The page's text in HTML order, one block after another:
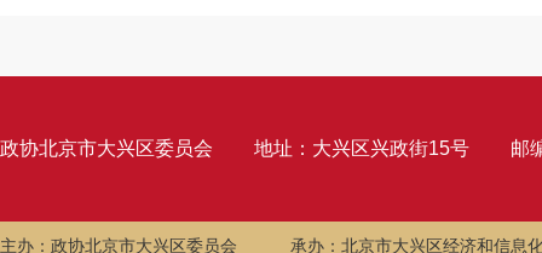
政协北京市大兴区委员会 地址：大兴区兴政街15号 邮
主办：政协北京市大兴区委员会 承办：北京市大兴区经济和信息